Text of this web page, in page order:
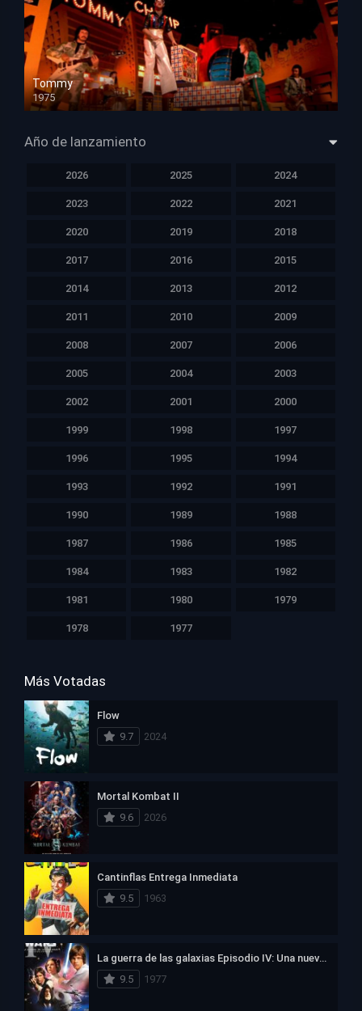
Tommy
1975
HD 1080p
Año de lanzamiento
2026 2025 2024
2023 2022 2021
2020 2019 2018
2017 2016 2015
2014 2013 2012
2011 2010 2009
2008 2007 2006
2005 2004 2003
2002 2001 2000
1999 1998 1997
1996 1995 1994
1993 1992 1991
1990 1989 1988
1987 1986 1985
1984 1983 1982
1981 1980 1979
1978 1977
Más Votadas
Flow
9.7
2024
Mortal Kombat II
9.6
2026
Cantinflas Entrega Inmediata
9.5
1963
La guerra de las galaxias Episodio IV: Una nueva esperanza
9.5
1977